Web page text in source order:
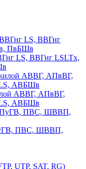
LS, ВВГнг LSLTx,
АВВГ, АПвВГ,
АВБШв
ПВС, ШВВП,